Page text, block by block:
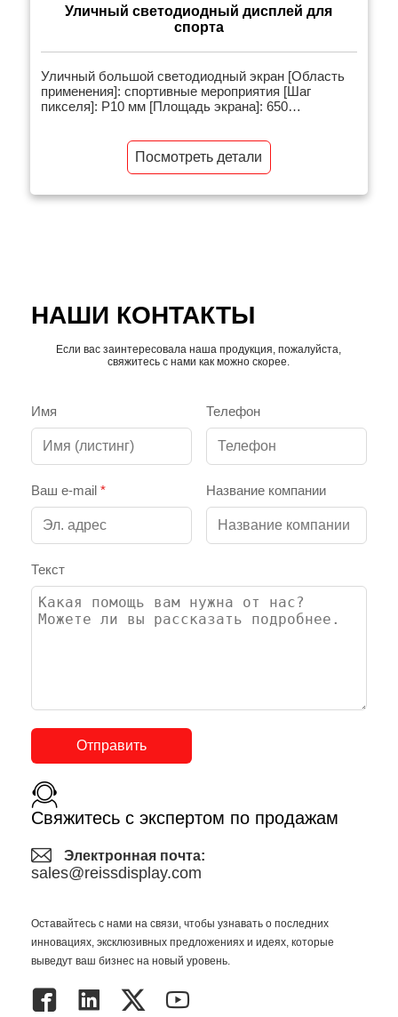
Уличный светодиодный дисплей для
спорта
Уличный большой светодиодный экран [Область
применения]: спортивные мероприятия [Шаг
пикселя]: P10 мм [Площадь экрана]: 650
проект]: Уличные большие экраны на стадионах
очень важны. Они могут не только транслировать
замечательные изображения, чтобы зрители […]
Посмотреть детали
НАШИ КОНТАКТЫ
Если вас заинтересовала наша продукция, пожалуйста,
свяжитесь с нами как можно скорее.
Имя Телефон
Ваш e-mail * Название компании
Текст
Отправить
Свяжитесь с экспертом по продажам
Электронная почта:
sales@reissdisplay.com
Оставайтесь с нами на связи, чтобы узнавать о последних
инновациях, эксклюзивных предложениях и идеях, которые
выведут ваш бизнес на новый уровень.